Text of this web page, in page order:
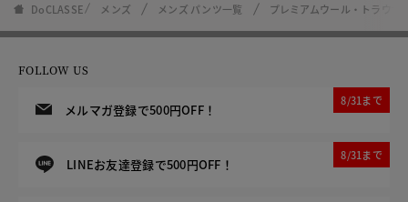
DoCLASSE メンズ メンズ パンツ一覧 プレミアムウール・トラウザ
FOLLOW US
メルマガ登録で500円OFF！
8/31まで
LINEお友達登録で500円OFF！
8/31まで